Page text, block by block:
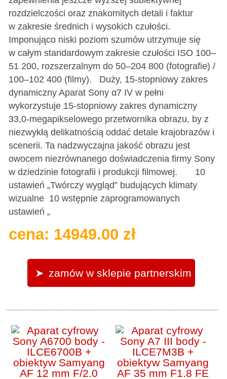
rozdzielczości oraz znakomitych detali i faktur
w zakresie średnich i wysokich czułości.
Imponująco niski poziom szumów utrzymuje się
w całym standardowym zakresie czułości ISO 100–
51 200, rozszerzalnym do 50–204 800 (fotografie) /
100–102 400 (filmy). Duży, 15-stopniowy zakres
dynamiczny Aparat Sony α7 IV w pełni
wykorzystuje 15-stopniowy zakres dynamiczny
33,0-megapikselowego przetwornika obrazu, by z
niezwykłą delikatnością oddać detale krajobrazów i
scenerii. Ta nadzwyczajna jakość obrazu jest
owocem niezrównanego doświadczenia firmy Sony
w dziedzinie fotografii i produkcji filmowej. 10
ustawień „Twórczy wygląd” budujących klimaty
wizualne 10 wstępnie zaprogramowanych
ustawień „
cena: 14949.00 zł
zamów w sklepie partnerskim